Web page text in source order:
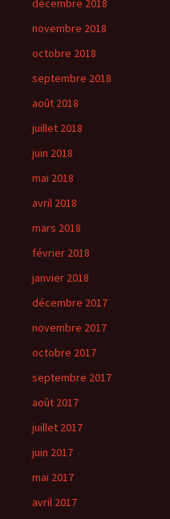
décembre 2018
novembre 2018
octobre 2018
septembre 2018
août 2018
juillet 2018
juin 2018
mai 2018
avril 2018
mars 2018
février 2018
janvier 2018
décembre 2017
novembre 2017
octobre 2017
septembre 2017
août 2017
juillet 2017
juin 2017
mai 2017
avril 2017